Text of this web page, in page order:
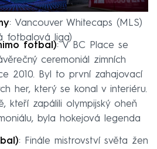
: Vancouver Whitecaps (MLS)
fotbalová liga)
fotbal): V BC Place se
ceremoniál zimních
2010. Byl to první zahajovací
her, který se konal v interiéru.
kteří zapálili olympijský oheň
byla hokejová legenda
: Finále mistrovství světa žen